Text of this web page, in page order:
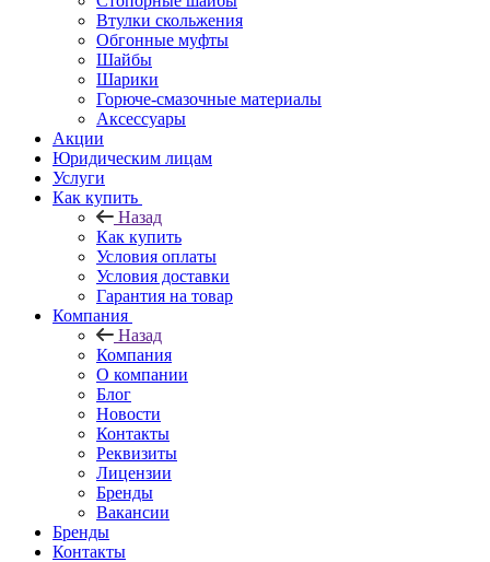
Втулки скольжения
Обгонные муфты
Шайбы
Шарики
Горюче-смазочные материалы
Аксессуары
Акции
Юридическим лицам
Услуги
Как купить
Назад
Как купить
Условия оплаты
Условия доставки
Гарантия на товар
Компания
Назад
Компания
О компании
Блог
Новости
Контакты
Реквизиты
Лицензии
Бренды
Вакансии
Бренды
Контакты